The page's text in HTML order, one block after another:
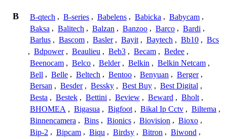
B B-qtech , B-series , Babelens , Babicka , Babycam ,
Baksa , Balitech , Balzan , Banzoo , Barco , Bardi ,
Barlus , Bascom , Basler , Bayit , Baytech , Bb10 , Bcs
, Bdpower , Beaulieu , Beb3 , Becam , Bedee ,
Beenocam , Belco , Belder , Belkin , Belkin Netcam ,
Bell , Belle , Beltech , Bentoo , Benyuan , Berger ,
Bersan , Besder , Bessky , Best Buy , Best Digital ,
Besta , Bestek , Bettini , Beview , Beward , Bholt ,
BHOMEA , Bigasua , Bigfoot , Bikal Ip Cctv , Biltema ,
Binnencamera , Bins , Bionics , Biovision , Bioxo ,
Bip-2 , Bipcam , Biqu , Birdsy , Bitron , Biwond ,